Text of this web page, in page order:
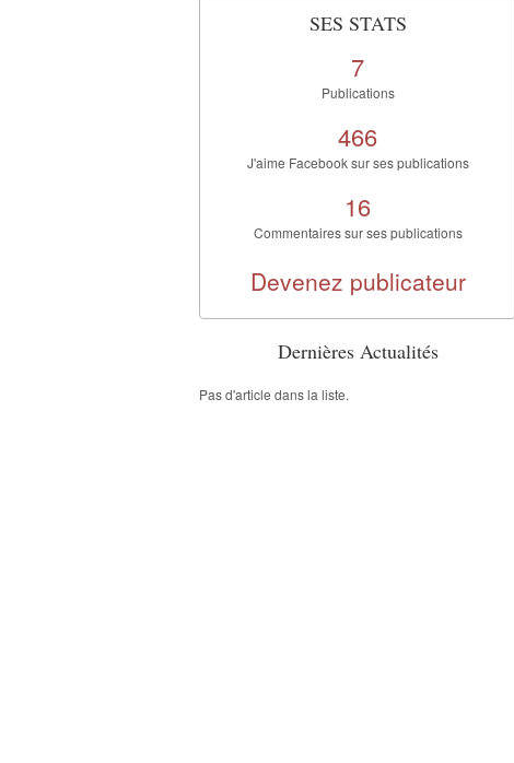
SES STATS
7
Publications
466
J'aime Facebook sur ses publications
16
Commentaires sur ses publications
Devenez publicateur
Dernières Actualités
Pas d'article dans la liste.